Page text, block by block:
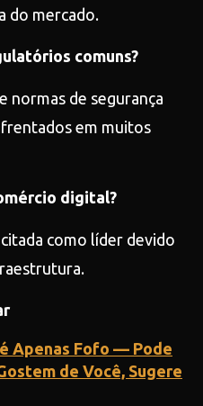
do mercado.
comuns?
normas de segurança
em muitos
digital?
como líder devido
Apenas Fofo — Pode
de Você, Sugere